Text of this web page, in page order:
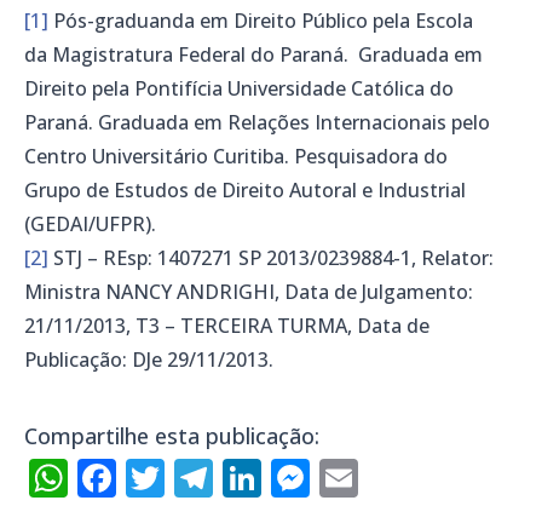
[1] Pós-graduanda em Direito Público pela Escola
da Magistratura Federal do Paraná. Graduada em
Direito pela Pontifícia Universidade Católica do
Paraná. Graduada em Relações Internacionais pelo
Centro Universitário Curitiba. Pesquisadora do
Grupo de Estudos de Direito Autoral e Industrial
(GEDAI/UFPR).
[2] STJ – REsp: 1407271 SP 2013/0239884-1, Relator:
Ministra NANCY ANDRIGHI, Data de Julgamento:
21/11/2013, T3 – TERCEIRA TURMA, Data de
Publicação: DJe 29/11/2013.
Compartilhe esta publicação:
WhatsApp
Facebook
Twitter
Telegram
LinkedIn
Messenger